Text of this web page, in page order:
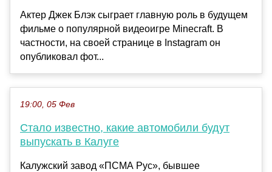
Актер Джек Блэк сыграет главную роль в будущем
фильме о популярной видеоигре Minecraft. В
частности, на своей странице в Instagram он
опубликовал фот...
19:00, 05 Фев
Стало известно, какие автомобили будут
выпускать в Калуге
Калужский завод «ПСМА Рус», бывшее